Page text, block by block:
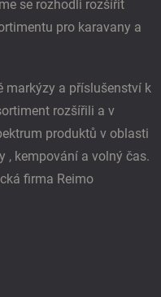
se rozhodli rozšířit
pro karavany a
markýzy a příslušenství k
rozšířili a v
produktů v oblasti
, kempování a volný čas.
firma Reimo